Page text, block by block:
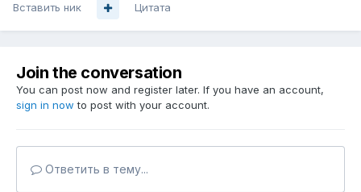
Вставить ник Цитата
Join the conversation
You can post now and register later. If you have an account,
sign in now to post with your account.
Ответить в тему...